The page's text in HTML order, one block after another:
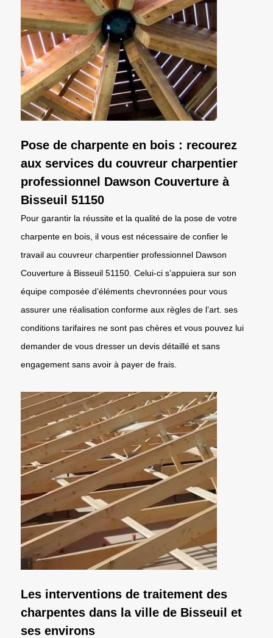
Pose de charpente en bois : recourez
aux services du couvreur charpentier
professionnel Dawson Couverture à
Bisseuil 51150
Pour garantir la réussite et la qualité de la pose de votre
charpente en bois, il vous est nécessaire de confier le
travail au couvreur charpentier professionnel Dawson
Couverture à Bisseuil 51150. Celui-ci s’appuiera sur son
équipe composée d’éléments chevronnées pour vous
assurer une réalisation conforme aux règles de l’art. ses
conditions tarifaires ne sont pas chères et vous pouvez lui
demander de vous dresser un devis détaillé et sans
engagement sans avoir à payer de frais.
Les interventions de traitement des
charpentes dans la ville de Bisseuil et
ses environs